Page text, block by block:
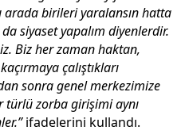
birileri yaralansın hatta
siyaset yapalım diyenlerdir.
Biz her zaman haktan,
çalıştıkları
sonra genel merkezimize
türlü zorba girişimi aynı
ifadelerini kullandı.